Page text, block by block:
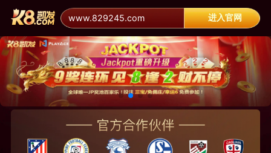
www.829245.com 进入官网